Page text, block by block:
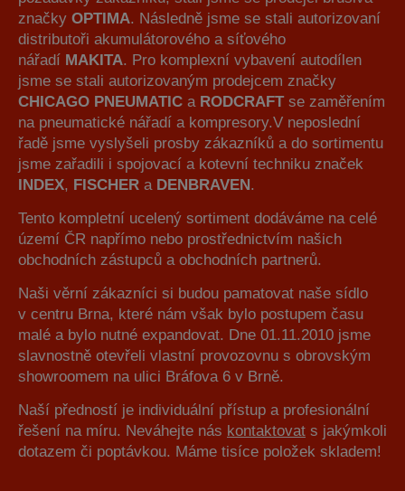
značky OPTIMA. Následně jsme se stali autorizovaní
distributoři akumulátorového a síťového
nářadí MAKITA. Pro komplexní vybavení autodílen
jsme se stali autorizovaným prodejcem značky
CHICAGO PNEUMATIC a RODCRAFTse zaměřením
na pneumatické nářadí a kompresory.V neposlední
řadě jsme vyslyšeli prosby zákazníků a do sortimentu
jsme zařadili i spojovací a kotevní techniku značek
INDEX, FISCHER a DENBRAVEN.
Tento kompletní ucelený sortiment dodáváme na celé
území ČR napřímo nebo prostřednictvím našich
obchodních zástupců a obchodních partnerů.
Naši věrní zákazníci si budou pamatovat naše sídlo
v centru Brna, které nám však bylo postupem času
malé a bylo nutné expandovat. Dne 01.11.2010 jsme
slavnostně otevřeli vlastní provozovnu s obrovským
showroomem na ulici Bráfova 6 v Brně.
Naší předností je individuální přístup a profesionální
řešení na míru. Neváhejte nás kontaktovat s jakýmkoli
dotazem či poptávkou. Máme tisíce položek skladem!